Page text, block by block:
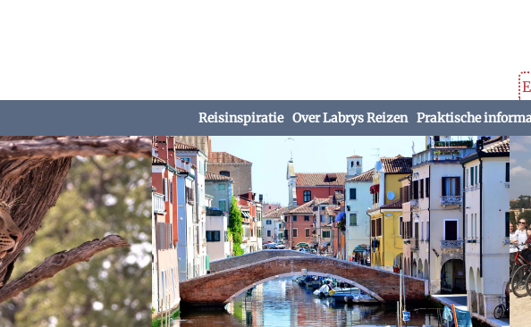
Reisinspiratie Over Labrys Reizen Praktische